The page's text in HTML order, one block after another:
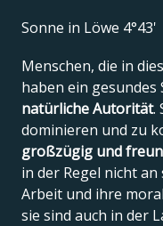
Sonne in Löwe 4°43'
Menschen, die in
haben ein gesundes
natürliche Autorität.
dominieren und zu
großzügig und
in der Regel nicht an
Arbeit und ihre
sie sind auch in der